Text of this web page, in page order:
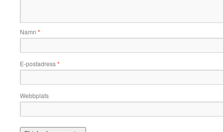
Namn *
E-postadress*
Webbplats